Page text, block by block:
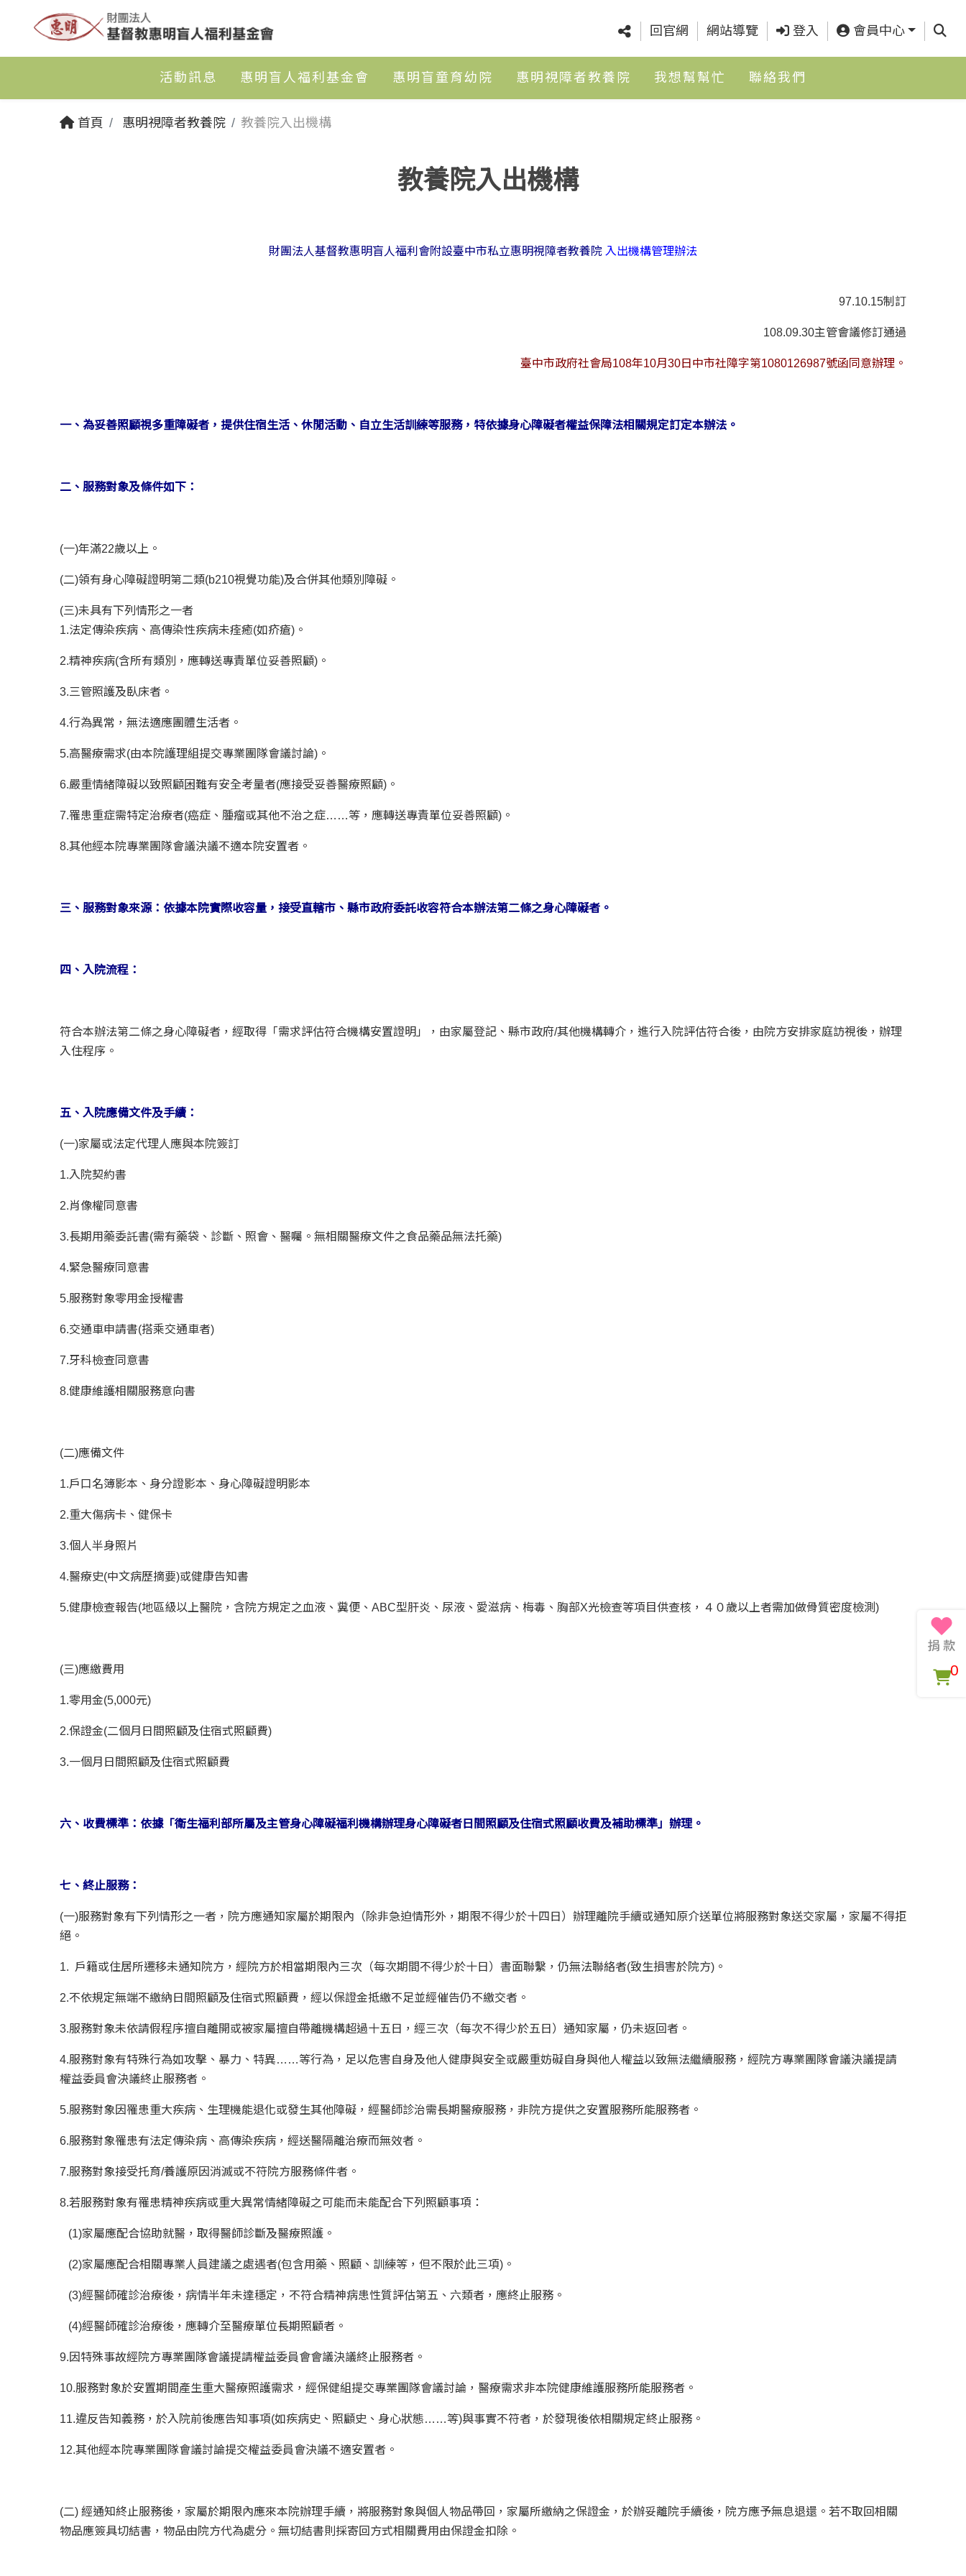
回官網 網站導覽 登入 會員中心 查詢
活動訊息 惠明盲人福利基金會 惠明盲童育幼院 惠明視障者教養院 我想幫幫忙 聯絡我們
首頁 惠明視障者教養院 教養院入出機構
教養院入出機構
財團法人基督教惠明盲人福利會附設臺中市私立惠明視障者教養院 入出機構管理辦法
97.10.15制訂
108.09.30主管會議修訂通過
臺中市政府社會局108年10月30日中市社障字第1080126987號函同意辦理。
一、為妥善照顧視多重障礙者，提供住宿生活、休閒活動、自立生活訓練等服務，特依據身心障礙者權益保障法相關規定訂定本辦法。
二、服務對象及條件如下：
(一)年滿22歲以上。
(二)領有身心障礙證明第二類(b210視覺功能)及合併其他類別障礙。
(三)未具有下列情形之一者
1.法定傳染疾病、高傳染性疾病未痊癒(如疥瘡)。
2.精神疾病(含所有類別，應轉送專責單位妥善照顧)。
3.三管照護及臥床者。
4.行為異常，無法適應團體生活者。
5.高醫療需求(由本院護理組提交專業團隊會議討論)。
6.嚴重情緒障礙以致照顧困難有安全考量者(應接受妥善醫療照顧)。
7.罹患重症需特定治療者(癌症、腫瘤或其他不治之症……等，應轉送專責單位妥善照顧)。
8.其他經本院專業團隊會議決議不適本院安置者。
三、服務對象來源：依據本院實際收容量，接受直轄市、縣市政府委託收容符合本辦法第二條之身心障礙者。
四、入院流程：
符合本辦法第二條之身心障礙者，經取得「需求評估符合機構安置證明」，由家屬登記、縣市政府/其他機構轉介，進行入院評估符合後，由院方安排家庭訪視後，辦理
入住程序。
五、入院應備文件及手續：
(一)家屬或法定代理人應與本院簽訂
1.入院契約書
2.肖像權同意書
3.長期用藥委託書(需有藥袋、診斷、照會、醫囑。無相關醫療文件之食品藥品無法托藥)
4.緊急醫療同意書
5.服務對象零用金授權書
6.交通車申請書(搭乘交通車者)
7.牙科檢查同意書
8.健康維護相關服務意向書
(二)應備文件
1.戶口名簿影本、身分證影本、身心障礙證明影本
2.重大傷病卡、健保卡
3.個人半身照片
4.醫療史(中文病歷摘要)或健康告知書
5.健康檢查報告(地區級以上醫院，含院方規定之血液、糞便、ABC型肝炎、尿液、愛滋病、梅毒、胸部X光檢查等項目供查核，４０歲以上者需加做骨質密度檢測)
(三)應繳費用
1.零用金(5,000元)
2.保證金(二個月日間照顧及住宿式照顧費)
3.一個月日間照顧及住宿式照顧費
六、收費標準：依據「衛生福利部所屬及主管身心障礙福利機構辦理身心障礙者日間照顧及住宿式照顧收費及補助標準」辦理。
七、終止服務：
(一)服務對象有下列情形之一者，院方應通知家屬於期限內（除非急迫情形外，期限不得少於十四日）辦理離院手續或通知原介送單位將服務對象送交家屬，家屬不得拒
絕。
1. 戶籍或住居所遷移未通知院方，經院方於相當期限內三次（每次期間不得少於十日）書面聯繫，仍無法聯絡者(致生損害於院方)。
2.不依規定無端不繳納日間照顧及住宿式照顧費，經以保證金抵繳不足並經催告仍不繳交者。
3.服務對象未依請假程序擅自離開或被家屬擅自帶離機構超過十五日，經三次（每次不得少於五日）通知家屬，仍未返回者。
4.服務對象有特殊行為如攻擊、暴力、特異……等行為，足以危害自身及他人健康與安全或嚴重妨礙自身與他人權益以致無法繼續服務，經院方專業團隊會議決議提請
權益委員會決議終止服務者。
5.服務對象因罹患重大疾病、生理機能退化或發生其他障礙，經醫師診治需長期醫療服務，非院方提供之安置服務所能服務者。
6.服務對象罹患有法定傳染病、高傳染疾病，經送醫隔離治療而無效者。
7.服務對象接受托育/養護原因消滅或不符院方服務條件者。
8.若服務對象有罹患精神疾病或重大異常情緒障礙之可能而未能配合下列照顧事項：
(1)家屬應配合協助就醫，取得醫師診斷及醫療照護。
(2)家屬應配合相關專業人員建議之處遇者(包含用藥、照顧、訓練等，但不限於此三項)。
(3)經醫師確診治療後，病情半年未達穩定，不符合精神病患性質評估第五、六類者，應終止服務。
(4)經醫師確診治療後，應轉介至醫療單位長期照顧者。
9.因特殊事故經院方專業團隊會議提請權益委員會會議決議終止服務者。
10.服務對象於安置期間產生重大醫療照護需求，經保健組提交專業團隊會議討論，醫療需求非本院健康維護服務所能服務者。
11.違反告知義務，於入院前後應告知事項(如疾病史、照顧史、身心狀態……等)與事實不符者，於發現後依相關規定終止服務。
12.其他經本院專業團隊會議討論提交權益委員會決議不適安置者。
(二) 經通知終止服務後，家屬於期限內應來本院辦理手續，將服務對象與個人物品帶回，家屬所繳納之保證金，於辦妥離院手續後，院方應予無息退還。若不取回相關
物品應簽具切結書，物品由院方代為處分。無切結書則採寄回方式相關費用由保證金扣除。
0